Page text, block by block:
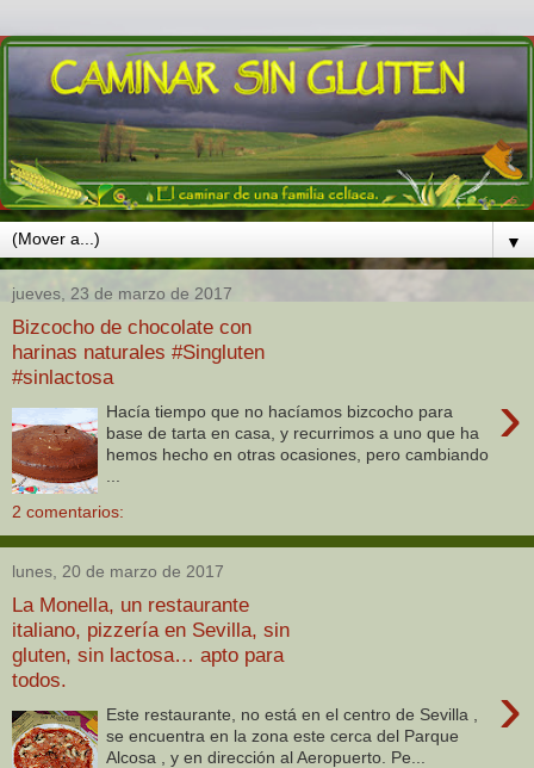
▼
jueves, 23 de marzo de 2017
Bizcocho de chocolate con
harinas naturales #Singluten
#sinlactosa
›
Hacía tiempo que no hacíamos bizcocho para
base de tarta en casa, y recurrimos a uno que ha
hemos hecho en otras ocasiones, pero cambiando
2 comentarios:
lunes, 20 de marzo de 2017
La Monella, un restaurante
italiano, pizzería en Sevilla, sin
gluten, sin lactosa… apto para
todos.
›
Este restaurante, no está en el centro de Sevilla ,
se encuentra en la zona este cerca del Parque
Alcosa , y en dirección al Aeropuerto. Pe...